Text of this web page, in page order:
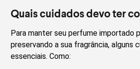
Quais cuidados devo ter
Para manter seu perfume importado
preservando a sua fragrância, alguns
essenciais. Como: